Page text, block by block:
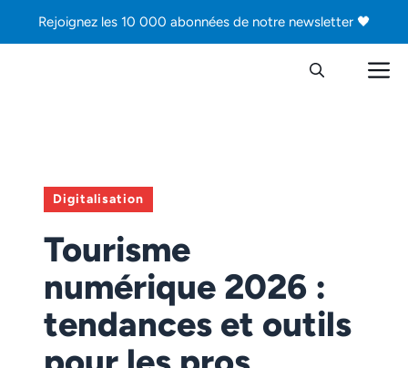
Rejoignez les 10 000 abonnées de notre newsletter 🖤
Digitalisation
Tourisme
numérique 2026 :
tendances et outils